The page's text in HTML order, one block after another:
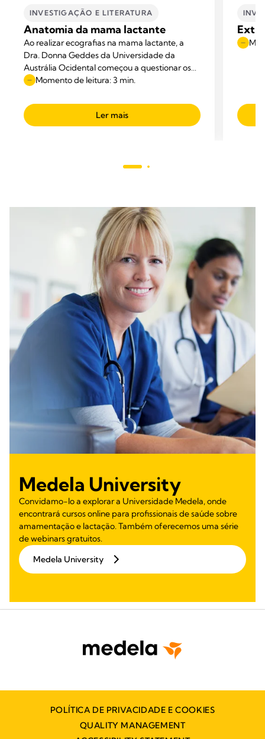
INVESTIGAÇÃO E LITERATURA
Anatomia da mama lactante
Ao realizar ecografias na mama lactante, a
Dra. Donna Geddes da Universidade da
Austrália Ocidental começou a questionar os
diagramas anatómicos apresentados nos
Momento de leitura: 3 min.
Ler mais
Medela University
Convidamo-lo a explorar a Universidade Medela, onde
encontrará cursos online para profissionais de saúde sobre
amamentação e lactação. Também oferecemos uma série
de webinars gratuitos.
Medela University
POLÍTICA DE PRIVACIDADE E COOKIES
QUALITY MANAGEMENT